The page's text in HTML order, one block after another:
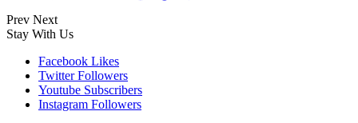
Prev Next
Stay With Us
Facebook Likes
Twitter Followers
Youtube Subscribers
Instagram Followers